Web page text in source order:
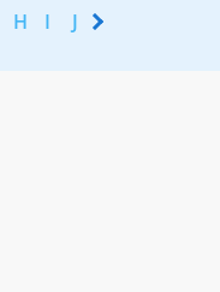
H I J K